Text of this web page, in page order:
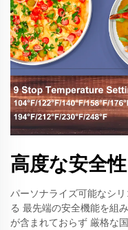
高度な安全
パーソナライズ可能なシ
る 最先端の安全機能を組
が含まれておらず 厳格な